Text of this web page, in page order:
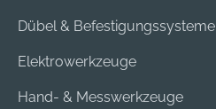
Dübel & Befestigungssysteme
Elektrowerkzeuge
Hand- & Messwerkzeuge